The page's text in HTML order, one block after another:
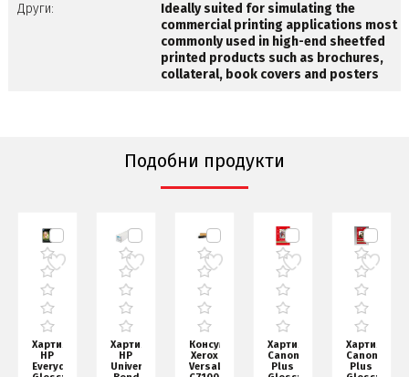
Други:
Ideally suited for simulating the
commercial printing applications most
commonly used in high-end sheetfed
printed products such as brochures,
collateral, book covers and posters
Подобни продукти
Хартия
HP
Everyday
Хартия
HP
Universal
Консуматив
Xerox
VersaLink
Хартия
Canon
Plus
Хартия
Canon
Plus